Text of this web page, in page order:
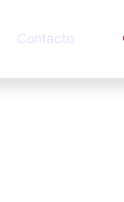
Contacto